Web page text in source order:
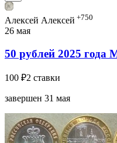
Алексей Алексей +750
26 мая
50 рублей 2025
100 ₽2 ставки
завершен 31 мая